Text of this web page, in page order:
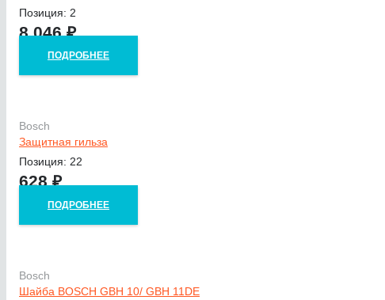
Позиция: 2
8 046₽
ПОДРОБНЕЕ
Bosch
Защитная гильза
Позиция: 22
628₽
ПОДРОБНЕЕ
Bosch
Шайба BOSCH GBH 10/ GBH 11DE